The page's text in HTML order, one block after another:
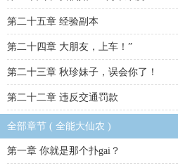
第二十五章 经验副本
第二十四章 大朋友，上车！”
第二十三章 秋珍妹子，误会你了！
第二十二章 违反交通罚款
全部章节 ( 全能大仙农 )
第一章 你就是那个扑gai？